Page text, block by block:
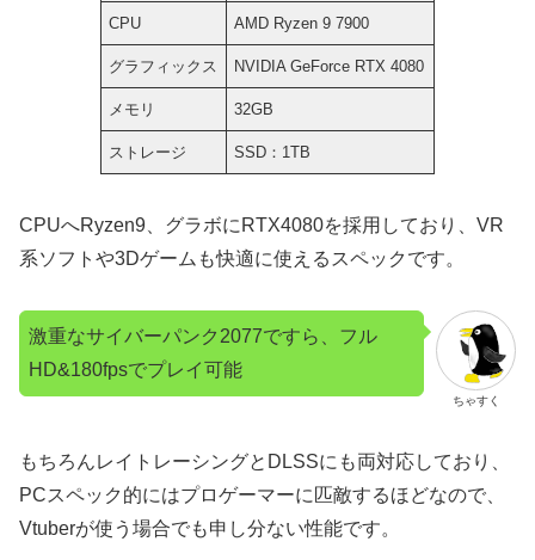
CPU AMD Ryzen 9 7900
グラフィックス NVIDIA GeForce RTX 4080
メモリ 32GB
ストレージ SSD：1TB
CPUへRyzen9、グラボにRTX4080を採用しており、VR
系ソフトや3Dゲームも快適に使えるスペックです。
ちゃすく
激重なサイバーパンク2077ですら、フル
HD&180fpsでプレイ可能
もちろんレイトレーシングとDLSSにも両対応しており、
PCスペック的にはプロゲーマーに匹敵するほどなので、
Vtuberが使う場合でも申し分ない性能です。